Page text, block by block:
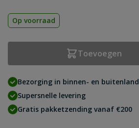
Op voorraad
Toevoegen
Bezorging in binnen- en buitenland
Supersnelle levering
Gratis pakketzending vanaf €200